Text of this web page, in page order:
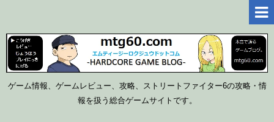
ゲーム情報、ゲームレビュー、攻略、ストリートファイター6の攻略・情
報を扱う総合ゲームサイトです。